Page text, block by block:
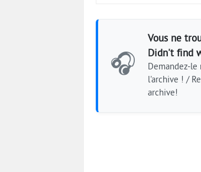
🎧
Vous ne
Didn't find
Demandez-le
l'archive ! /
archive!